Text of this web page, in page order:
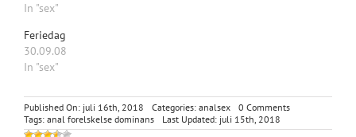
In "sex"
Feriedag
30.09.08
In "sex"
Published On: juli 16th, 2018 Categories: analsex 0 Commentson
tiltrækning
Tags: anal forelskelse dominans Last Updated: juli 15th, 2018